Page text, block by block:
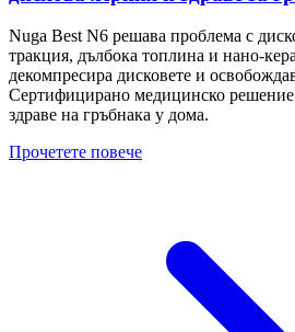
Nuga Best N6 решава проблема с
тракция, дълбока топлина и нано-
декомпресира дисковете и
Сертифицирано медицинско решение
здраве на гръбнака у дома.
Прочетете повече